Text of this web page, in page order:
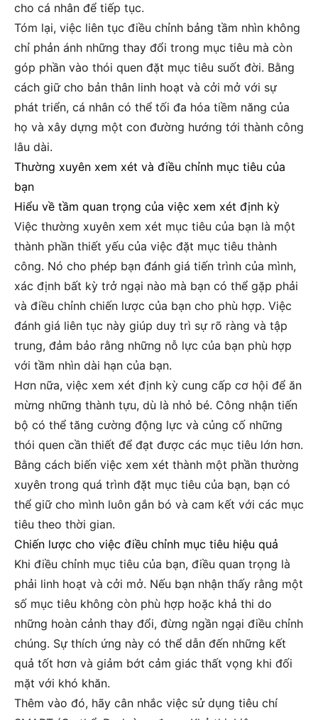
cho cá nhân để tiếp tục.
Tóm lại, việc liên tục điều chỉnh bảng tầm nhìn không
chỉ phản ánh những thay đổi trong mục tiêu mà còn
góp phần vào thói quen đặt mục tiêu suốt đời. Bằng
cách giữ cho bản thân linh hoạt và cởi mở với sự
phát triển, cá nhân có thể tối đa hóa tiềm năng của
họ và xây dựng một con đường hướng tới thành công
lâu dài.
Thường xuyên xem xét và điều chỉnh mục tiêu của
bạn
Hiểu về tầm quan trọng của việc xem xét định kỳ
Việc thường xuyên xem xét mục tiêu của bạn là một
thành phần thiết yếu của việc đặt mục tiêu thành
công. Nó cho phép bạn đánh giá tiến trình của mình,
xác định bất kỳ trở ngại nào mà bạn có thể gặp phải
và điều chỉnh chiến lược của bạn cho phù hợp. Việc
đánh giá liên tục này giúp duy trì sự rõ ràng và tập
trung, đảm bảo rằng những nỗ lực của bạn phù hợp
với tầm nhìn dài hạn của bạn.
Hơn nữa, việc xem xét định kỳ cung cấp cơ hội để ăn
mừng những thành tựu, dù là nhỏ bé. Công nhận tiến
bộ có thể tăng cường động lực và củng cố những
thói quen cần thiết để đạt được các mục tiêu lớn hơn.
Bằng cách biến việc xem xét thành một phần thường
xuyên trong quá trình đặt mục tiêu của bạn, bạn có
thể giữ cho mình luôn gắn bó và cam kết với các mục
tiêu theo thời gian.
Chiến lược cho việc điều chỉnh mục tiêu hiệu quả
Khi điều chỉnh mục tiêu của bạn, điều quan trọng là
phải linh hoạt và cởi mở. Nếu bạn nhận thấy rằng một
số mục tiêu không còn phù hợp hoặc khả thi do
những hoàn cảnh thay đổi, đừng ngần ngại điều chỉnh
chúng. Sự thích ứng này có thể dẫn đến những kết
quả tốt hơn và giảm bớt cảm giác thất vọng khi đối
mặt với khó khăn.
Thêm vào đó, hãy cân nhắc việc sử dụng tiêu chí